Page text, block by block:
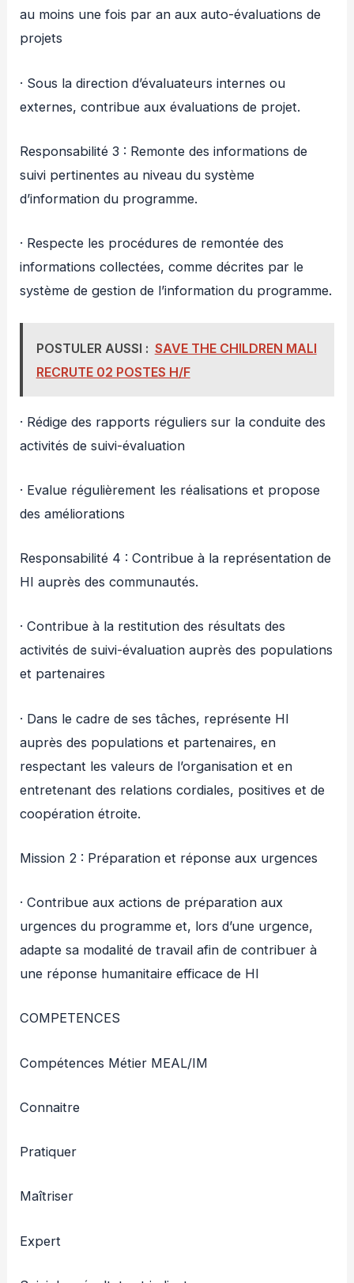
au moins une fois par an aux auto-évaluations de
projets
· Sous la direction d’évaluateurs internes ou
externes, contribue aux évaluations de projet.
Responsabilité 3 : Remonte des informations de
suivi pertinentes au niveau du système
d’information du programme.
· Respecte les procédures de remontée des
informations collectées, comme décrites par le
système de gestion de l’information du programme.
POSTULER AUSSI : SAVE THE CHILDREN MALI
RECRUTE 02 POSTES H/F
· Rédige des rapports réguliers sur la conduite des
activités de suivi-évaluation
· Evalue régulièrement les réalisations et propose
des améliorations
Responsabilité 4 : Contribue à la représentation de
HI auprès des communautés.
· Contribue à la restitution des résultats des
activités de suivi-évaluation auprès des populations
et partenaires
· Dans le cadre de ses tâches, représente HI
auprès des populations et partenaires, en
respectant les valeurs de l’organisation et en
entretenant des relations cordiales, positives et de
coopération étroite.
Mission 2 : Préparation et réponse aux urgences
· Contribue aux actions de préparation aux
urgences du programme et, lors d’une urgence,
adapte sa modalité de travail afin de contribuer à
une réponse humanitaire efficace de HI
COMPETENCES
Compétences Métier MEAL/IM
Connaitre
Pratiquer
Maîtriser
Expert